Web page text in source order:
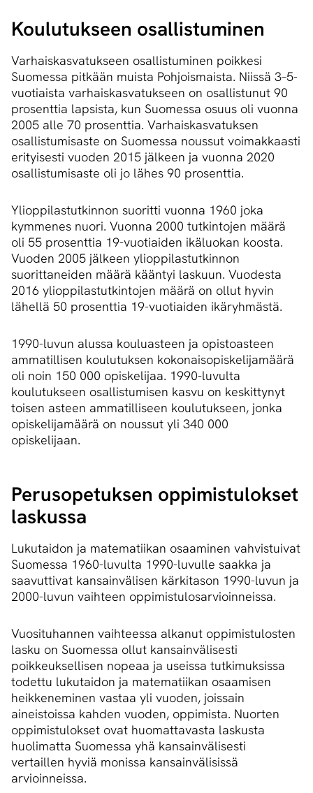
Koulutukseen osallistuminen
Varhaiskasvatukseen osallistuminen poikkesi
Suomessa pitkään muista Pohjoismaista. Niissä 3–5-
vuotiaista varhaiskasvatukseen on osallistunut 90
prosenttia lapsista, kun Suomessa osuus oli vuonna
2005 alle 70 prosenttia. Varhaiskasvatuksen
osallistumisaste on Suomessa noussut voimakkaasti
erityisesti vuoden 2015 jälkeen ja vuonna 2020
osallistumisaste oli jo lähes 90 prosenttia.
Ylioppilastutkinnon suoritti vuonna 1960 joka
kymmenes nuori. Vuonna 2000 tutkintojen määrä
oli 55 prosenttia 19-vuotiaiden ikäluokan koosta.
Vuoden 2005 jälkeen ylioppilastutkinnon
suorittaneiden määrä kääntyi laskuun. Vuodesta
2016 ylioppilastutkintojen määrä on ollut hyvin
lähellä 50 prosenttia 19-vuotiaiden ikäryhmästä.
1990-luvun alussa kouluasteen ja opistoasteen
ammatillisen koulutuksen kokonaisopiskelijamäärä
oli noin 150 000 opiskelijaa. 1990-luvulta
koulutukseen osallistumisen kasvu on keskittynyt
toisen asteen ammatilliseen koulutukseen, jonka
opiskelijamäärä on noussut yli 340 000
opiskelijaan.
Perusopetuksen oppimistulokset
laskussa
Lukutaidon ja matematiikan osaaminen vahvistuivat
Suomessa 1960-luvulta 1990-luvulle saakka ja
saavuttivat kansainvälisen kärkitason 1990-luvun ja
2000-luvun vaihteen oppimistulosarvioinneissa.
Vuosituhannen vaihteessa alkanut oppimistulosten
lasku on Suomessa ollut kansainvälisesti
poikkeuksellisen nopeaa ja useissa tutkimuksissa
todettu lukutaidon ja matematiikan osaamisen
heikkeneminen vastaa yli vuoden, joissain
aineistoissa kahden vuoden, oppimista. Nuorten
oppimistulokset ovat huomattavasta laskusta
huolimatta Suomessa yhä kansainvälisesti
vertaillen hyviä monissa kansainvälisissä
arvioinneissa.